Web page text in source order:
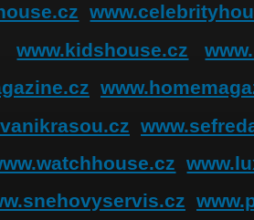
www.kidshouse.cz